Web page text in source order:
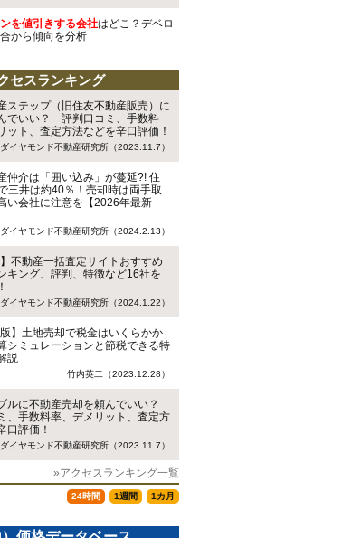
を値引きする会社はどこ？デベロ
から傾向を分析
セスランキング
ステップ（旧住友不動産販売）に
でいい？ 評判口コミ、手数料
ット、査定方法などを辛口評価！
ダイヤモンド不動産研究所（2023.11.7）
仲介は「囲い込み」が蔓延?! 住
三井は約40％！売却時は両手取
い会社に注意を【2026年最新
ダイヤモンド不動産研究所（2024.2.13）
】不動産一括査定サイトおすすめ
ング、評判、特徴など16社を
ダイヤモンド不動産研究所（2024.1.22）
版】土地売却で税金はいくらかか
ミュレーションと節税できる特
説
竹内英二（2023.12.28）
ルに不動産売却を頼んでいい？
、手数料率、デメリット、査定方
口評価！
ダイヤモンド不動産研究所（2023.11.7）
»アクセスランキング一覧
24時間 1週間 1カ月